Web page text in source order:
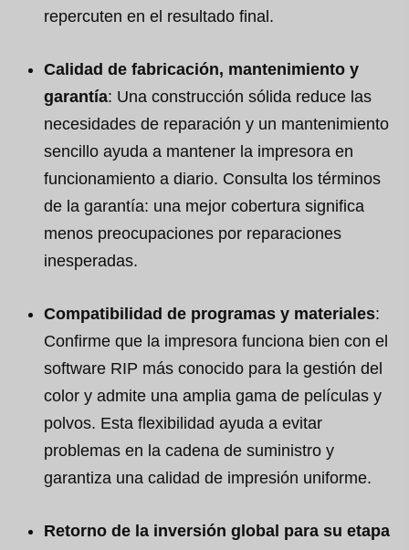
repercuten en el resultado final.
Calidad de fabricación, mantenimiento y
garantía: Una construcción sólida reduce las
necesidades de reparación y un mantenimiento
sencillo ayuda a mantener la impresora en
funcionamiento a diario. Consulta los términos
de la garantía: una mejor cobertura significa
menos preocupaciones por reparaciones
inesperadas.
Compatibilidad de programas y materiales:
Confirme que la impresora funciona bien con el
software RIP más conocido para la gestión del
color y admite una amplia gama de películas y
polvos. Esta flexibilidad ayuda a evitar
problemas en la cadena de suministro y
garantiza una calidad de impresión uniforme.
Retorno de la inversión global para su etapa